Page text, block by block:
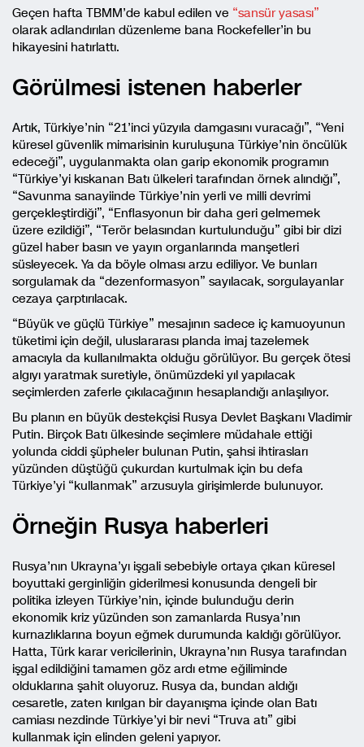
Geçen hafta TBMM’de kabul edilen ve “sansür yasası”
olarak adlandırılan düzenleme bana Rockefeller’in bu
hikayesini hatırlattı.
Görülmesi istenen haberler
Artık, Türkiye’nin “21’inci yüzyıla damgasını vuracağı”, “Yeni
küresel güvenlik mimarisinin kuruluşuna Türkiye’nin öncülük
edeceği”, uygulanmakta olan garip ekonomik programın
“Türkiye’yi kıskanan Batı ülkeleri tarafından örnek alındığı”,
“Savunma sanayiinde Türkiye’nin yerli ve milli devrimi
gerçekleştirdiği”, “Enflasyonun bir daha geri gelmemek
üzere ezildiği”, “Terör belasından kurtulunduğu” gibi bir dizi
güzel haber basın ve yayın organlarında manşetleri
süsleyecek. Ya da böyle olması arzu ediliyor. Ve bunları
sorgulamak da “dezenformasyon” sayılacak, sorgulayanlar
cezaya çarptırılacak.
“Büyük ve güçlü Türkiye” mesajının sadece iç kamuoyunun
tüketimi için değil, uluslararası planda imaj tazelemek
amacıyla da kullanılmakta olduğu görülüyor. Bu gerçek ötesi
algıyı yaratmak suretiyle, önümüzdeki yıl yapılacak
seçimlerden zaferle çıkılacağının hesaplandığı anlaşılıyor.
Bu planın en büyük destekçisi Rusya Devlet Başkanı Vladimir
Putin. Birçok Batı ülkesinde seçimlere müdahale ettiği
yolunda ciddi şüpheler bulunan Putin, şahsi ihtirasları
yüzünden düştüğü çukurdan kurtulmak için bu defa
Türkiye’yi “kullanmak” arzusuyla girişimlerde bulunuyor.
Örneğin Rusya haberleri
Rusya’nın Ukrayna’yı işgali sebebiyle ortaya çıkan küresel
boyuttaki gerginliğin giderilmesi konusunda dengeli bir
politika izleyen Türkiye’nin, içinde bulunduğu derin
ekonomik kriz yüzünden son zamanlarda Rusya’nın
kurnazlıklarına boyun eğmek durumunda kaldığı görülüyor.
Hatta, Türk karar vericilerinin, Ukrayna’nın Rusya tarafından
işgal edildiğini tamamen göz ardı etme eğiliminde
olduklarına şahit oluyoruz. Rusya da, bundan aldığı
cesaretle, zaten kırılgan bir dayanışma içinde olan Batı
camiası nezdinde Türkiye’yi bir nevi “Truva atı” gibi
kullanmak için elinden geleni yapıyor.